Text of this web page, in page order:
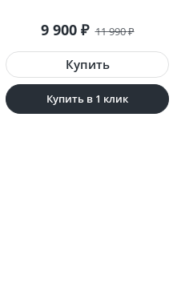
9 900 ₽ 11 990₽
Купить в 1 клик